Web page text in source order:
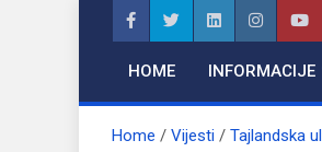
contentHOME INFORMACIJE
Home Vijesti
Tajlandska